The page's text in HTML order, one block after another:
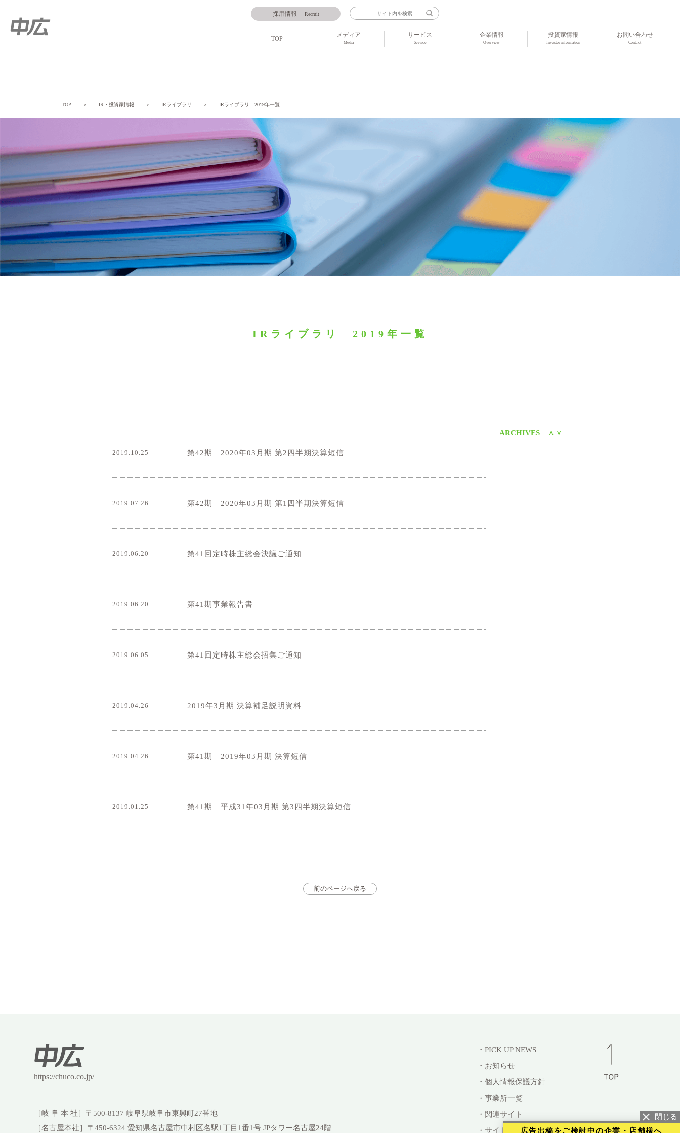
採用情報 Recruit
TOP
メディア
Media
サービス
Service
企業情報
Overview
投資家情報
Investor information
お問い合わせ
Contact
TOP ＞ IR・投資家情報 ＞ IRライブラリ ＞ IRライブラリ 2019年一覧
IRライブラリ 2019年一覧
2019.10.25 第42期 2020年03月期 第2四半期決算短信
2019.07.26 第42期 2020年03月期 第1四半期決算短信
2019.06.20 第41回定時株主総会決議ご通知
2019.06.20 第41期事業報告書
2019.06.05 第41回定時株主総会招集ご通知
2019.04.26 2019年3月期 決算補足説明資料
2019.04.26 第41期 2019年03月期 決算短信
2019.01.25 第41期 平成31年03月期 第3四半期決算短信
ARCHIVES ＜ ＞
前のページへ戻る
https://chuco.co.jp/
［岐 阜 本 社］ 〒500-8137 岐阜県岐阜市東興町27番地
［名古屋本社］ 〒450-6324 愛知県名古屋市中村区名駅1丁目1番1号JPタワー名古屋24階
・PICK UP NEWS
・お知らせ
・個人情報保護方針
・事業所一覧
・関連サイト
・サイトマップ広告出稿をご検討中の企業・店舗様へ